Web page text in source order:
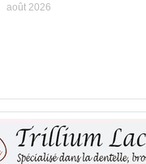
août 2026